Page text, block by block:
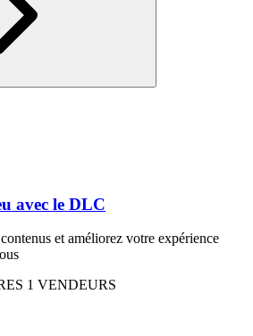
avec le DLC
et améliorez votre expérience
1 VENDEURS